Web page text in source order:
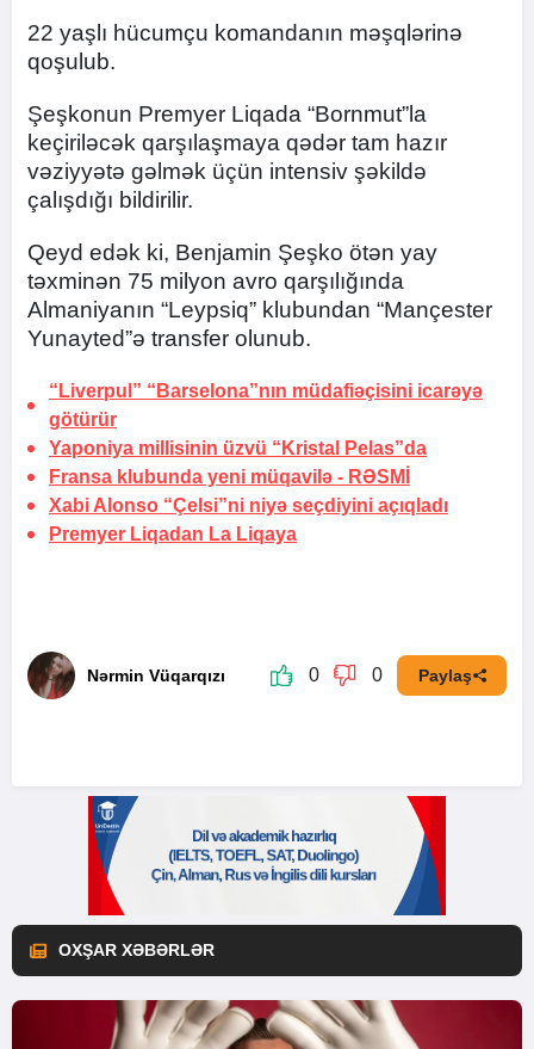
22 yaşlı hücumçu komandanın məşqlərinə
qoşulub.
Şeşkonun Premyer Liqada “Bornmut”la
keçiriləcək qarşılaşmaya qədər tam hazır
vəziyyətə gəlmək üçün intensiv şəkildə
çalışdığı bildirilir.
Qeyd edək ki, Benjamin Şeşko ötən yay
təxminən 75 milyon avro qarşılığında
Almaniyanın “Leypsiq” klubundan “Mançester
Yunayted”ə transfer olunub.
“Liverpul” “Barselona”nın müdafiəçisini icarəyə
götürür
Yaponiya millisinin üzvü “Kristal Pelas”da
Fransa klubunda yeni müqavilə - RƏSMİ
Xabi Alonso “Çelsi”ni niyə seçdiyini açıqladı
Premyer Liqadan La Liqaya
Nərmin Vüqarqızı 0 0 Paylaş
OXŞAR XƏBƏRLƏR